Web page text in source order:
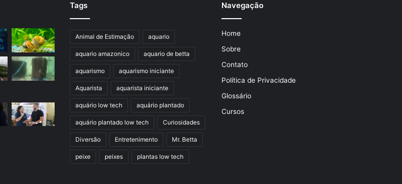
Tags
Animal de Estimação aquario
aquario amazonico aquario de betta
aquarismo aquarismo iniciante
Aquarista aquarista iniciante
aquário low tech aquário plantado
aquário plantado low tech Curiosidades
Diversão Entretenimento Mr. Betta
peixe peixes plantas low tech
Navegação
Home
Sobre
Contato
Política de Privacidade
Glossário
Cursos